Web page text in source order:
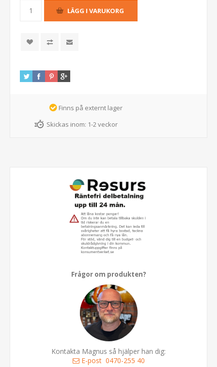
Finns på externt lager
Skickas inom: 1-2 veckor
Frågor om produkten?
Kontakta Magnus så hjälper han dig:
E-post 0470-255 40